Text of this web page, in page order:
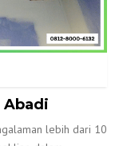
Abadi
lebih dari 10